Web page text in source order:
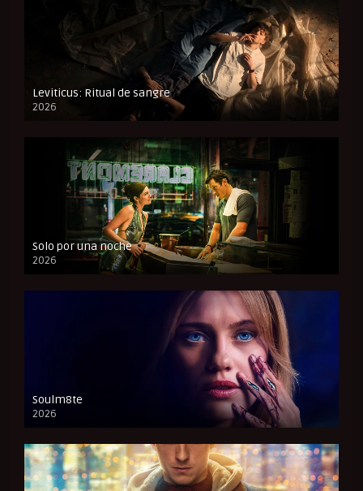
Leviticus: Ritual de sangre
2026
FULL HD
Solo por una noche
2026
CAM
Soulm8te
2026
FULL HD